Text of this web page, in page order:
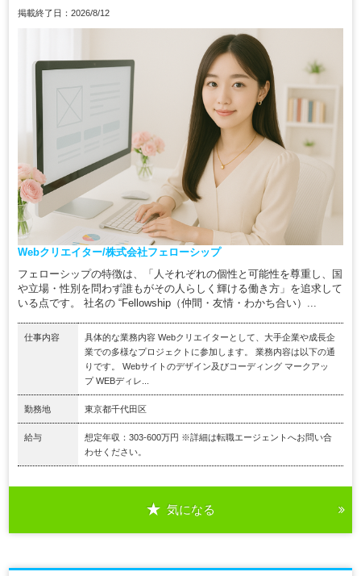
掲載終了日：2026/8/12
Webクリエイター/株式会社フェローシップ
フェローシップの特徴は、「人それぞれの個性と可能性を尊重し、国
や立場・性別を問わず誰もがその人らしく輝ける働き方」を追求して
いる点です。 社名の “Fellowship（仲間・友情・わかち合い）...
仕事内容
具体的な業務内容 Webクリエイターとして、大手企業や成長企
業での多様なプロジェクトに参加します。 業務内容は以下の通
りです。 Webサイトのデザイン及びコーディング マークアッ
プ WEBディレ...
勤務地 東京都千代田区
給与
想定年収：303-600万円 ※詳細は転職エージェントへお問い合
わせください。
気になる